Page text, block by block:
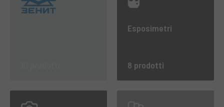
Esposimetri
8 prodotti